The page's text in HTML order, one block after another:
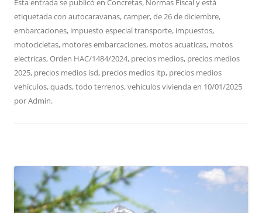
Esta entrada se publicó en Concretas, Normas Fiscaly está
etiquetada con autocaravanas,camper,de 26 de diciembre,
embarcaciones, impuesto especial transporte, impuestos,
motocicletas, motores embarcaciones, motos acuaticas, motos
electricas,Orden HAC/1484/2024, precios medios, precios medios
2025, precios medios isd, precios medios itp, precios medios
vehículos,quads,todo terrenos,vehiculos vivienda en 10/01/2025
porAdmin.